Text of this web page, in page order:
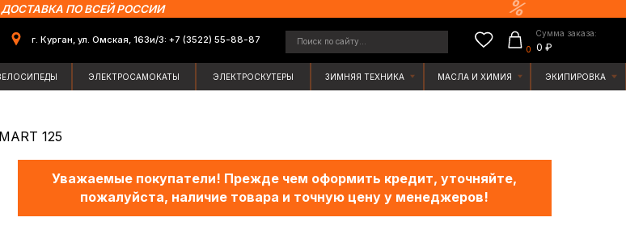
Поиск по сайту...
Сумма заказа:
ул. Омская, 163и/3: +7 (3522) 55-88-87
ПО ВСЕЙ РОССИИ
125
Уважаемые покупатели! Прежде чем оформить кредит, уточняйте,
пожалуйста, наличие товара и точную цену у менеджеров!